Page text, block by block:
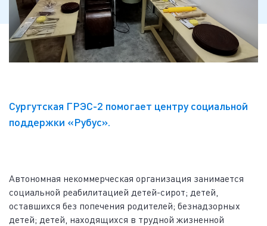
Сургутская ГРЭС-2 помогает центру социальной
поддержки «Рубус».
Автономная некоммерческая организация занимается
социальной реабилитацией детей-сирот; детей,
оставшихся без попечения родителей; безнадзорных
детей; детей, находящихся в трудной жизненной